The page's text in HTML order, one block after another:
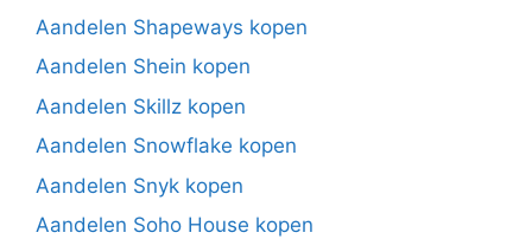
Aandelen Shapeways kopen
Aandelen Shein kopen
Aandelen Skillz kopen
Aandelen Snowflake kopen
Aandelen Snyk kopen
Aandelen Soho House kopen